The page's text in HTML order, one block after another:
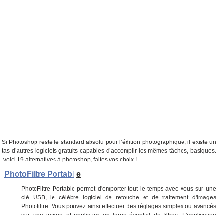
Si Photoshop reste le standard absolu pour l’édition photographique, il existe un
tas d’autres logiciels gratuits capables d’accomplir les mêmes tâches, basiques.
voici 19 alternatives à photoshop, faites vos choix !
PhotoFiltre Portabl e
PhotoFiltre Portable permet d'emporter tout le temps avec vous sur une
clé USB, le célèbre logiciel de retouche et de traitement d'images
Photofiltre. Vous pouvez ainsi effectuer des réglages simples ou avancés